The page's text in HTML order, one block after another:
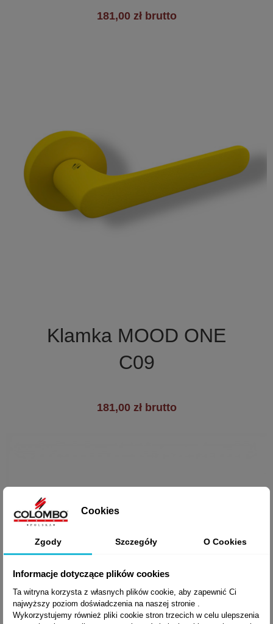
181,00 zł brutto
Klamka MOOD ONE
C09
181,00 zł brutto
Cookies
Zgody Szczegóły O Cookies
Informacje dotyczące plików cookies
Ta witryna korzysta z własnych plików cookie, aby zapewnić Ci
najwyższy poziom doświadczenia na naszej stronie .
Wykorzystujemy również pliki cookie stron trzecich w celu ulepszenia